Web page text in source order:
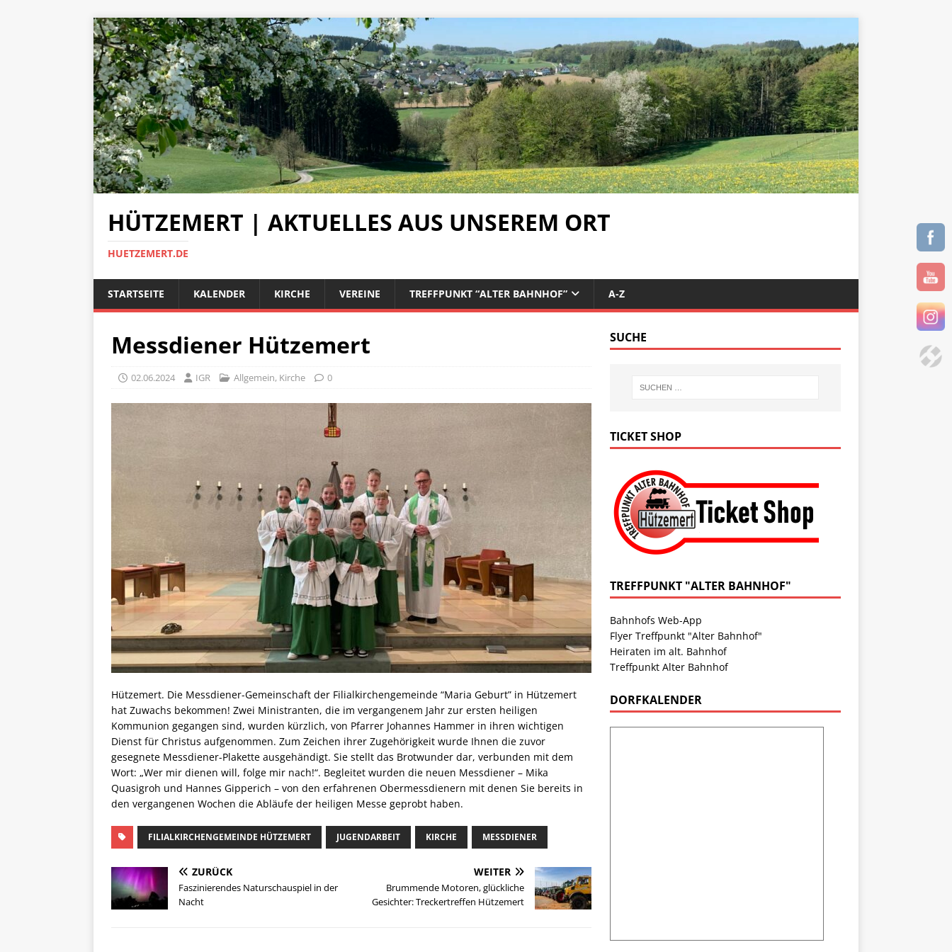
HÜTZEMERT | AKTUELLES AUS UNSEREM ORT
HUETZEMERT.DE
STARTSEITE KALENDER KIRCHE VEREINE TREFFPUNKT “ALTER BAHNHOF” A-Z
Messdiener Hützemert
02.06.2024 IGR Allgemein, Kirche 0
Hützemert. Die Messdiener-Gemeinschaft der Filialkirchengemeinde “Maria Geburt” in Hützemert
hat Zuwachs bekommen! Zwei Ministranten, die im vergangenem Jahr zur ersten heiligen
Kommunion gegangen sind, wurden kürzlich, von Pfarrer Johannes Hammer in ihren wichtigen
Dienst für Christus aufgenommen. Zum Zeichen ihrer Zugehörigkeit wurde Ihnen die zuvor
gesegnete Messdiener-Plakette ausgehändigt. Sie stellt das Brotwunder dar, verbunden mit dem
Wort: „Wer mir dienen will, folge mir nach!“. Begleitet wurden die neuen Messdiener – Mika
Quasigroh und Hannes Gipperich – von den erfahrenen Obermessdienern mit denen Sie bereits in
den vergangenen Wochen die Abläufe der heiligen Messe geprobt haben.
FILIALKIRCHENGEMEINDE HÜTZEMERT JUGENDARBEIT KIRCHE MESSDIENER
ZURÜCK
Faszinierendes Naturschauspiel in der
Nacht
WEITER
Brummende Motoren, glückliche
Gesichter: Treckertreffen Hützemert
SUCHE
TICKET SHOP
TREFFPUNKT "ALTER BAHNHOF"
Bahnhofs Web-App
Flyer Treffpunkt "Alter Bahnhof"
Heiraten im alt. Bahnhof
Treffpunkt Alter Bahnhof
DORFKALENDER